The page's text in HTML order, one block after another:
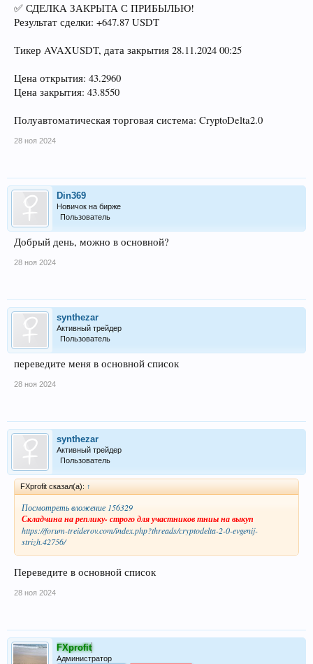
✅ СДЕЛКА ЗАКРЫТА С ПРИБЫЛЬЮ!
Результат сделки: +647.87 USDT
Тикер AVAXUSDT, дата закрытия 28.11.2024 00:25
Цена открытия: 43.2960
Цена закрытия: 43.8550
Полуавтоматическая торговая система: CryptoDelta2.0
28 ноя 2024
Din369
Новичок на бирже
Пользователь
Добрый день, можно в основной?
28 ноя 2024
synthezar
Активный трейдер
Пользователь
переведите меня в основной список
28 ноя 2024
synthezar
Активный трейдер
Пользователь
FXprofit сказал(а): ↑
Посмотреть вложение 156329
Складчина на реплику- строго для участников тниы на выкуп
https://forum-treiderov.com/index.php?threads/cryptodelta-2-0-evgenij-
strizh.42756/
Переведите в основной список
28 ноя 2024
FXprofit
Администратор